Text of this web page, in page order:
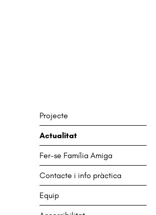
Projecte
Actualitat
Fer-se Família Amiga
Contacte i info pràctica
Equip